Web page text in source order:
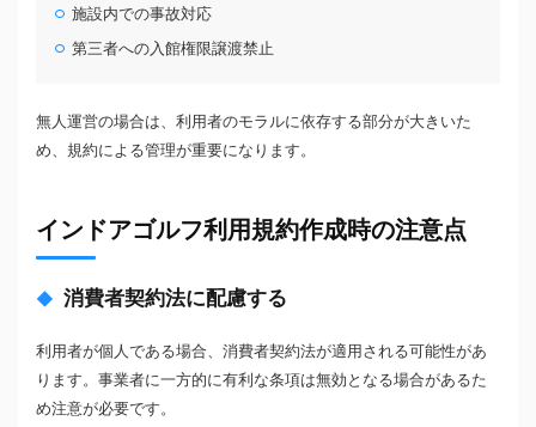
施設内での事故対応
第三者への入館権限譲渡禁止
無人運営の場合は、利用者のモラルに依存する部分が大きいた
め、規約による管理が重要になります。
インドアゴルフ利用規約作成時の注意点
消費者契約法に配慮する
利用者が個人である場合、消費者契約法が適用される可能性があ
ります。事業者に一方的に有利な条項は無効となる場合があるた
め注意が必要です。